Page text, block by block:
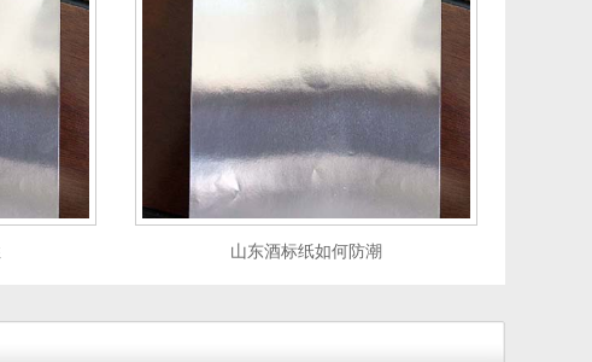
山东酒标纸如何防潮